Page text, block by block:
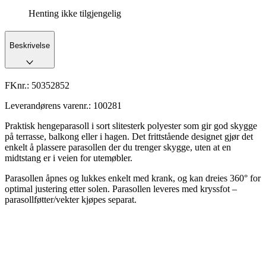
Henting ikke tilgjengelig
Beskrivelse
FKnr.: 50352852
Leverandørens varenr.: 100281
Praktisk hengeparasoll i sort slitesterk polyester som gir god skygge
på terrasse, balkong eller i hagen. Det frittstående designet gjør det
enkelt å plassere parasollen der du trenger skygge, uten at en
midtstang er i veien for utemøbler.
Parasollen åpnes og lukkes enkelt med krank, og kan dreies 360° for
optimal justering etter solen. Parasollen leveres med kryssfot –
parasollføtter/vekter kjøpes separat.